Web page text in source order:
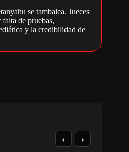
se tambalea. Jueces
de pruebas,
y la credibilidad de
‹ ›